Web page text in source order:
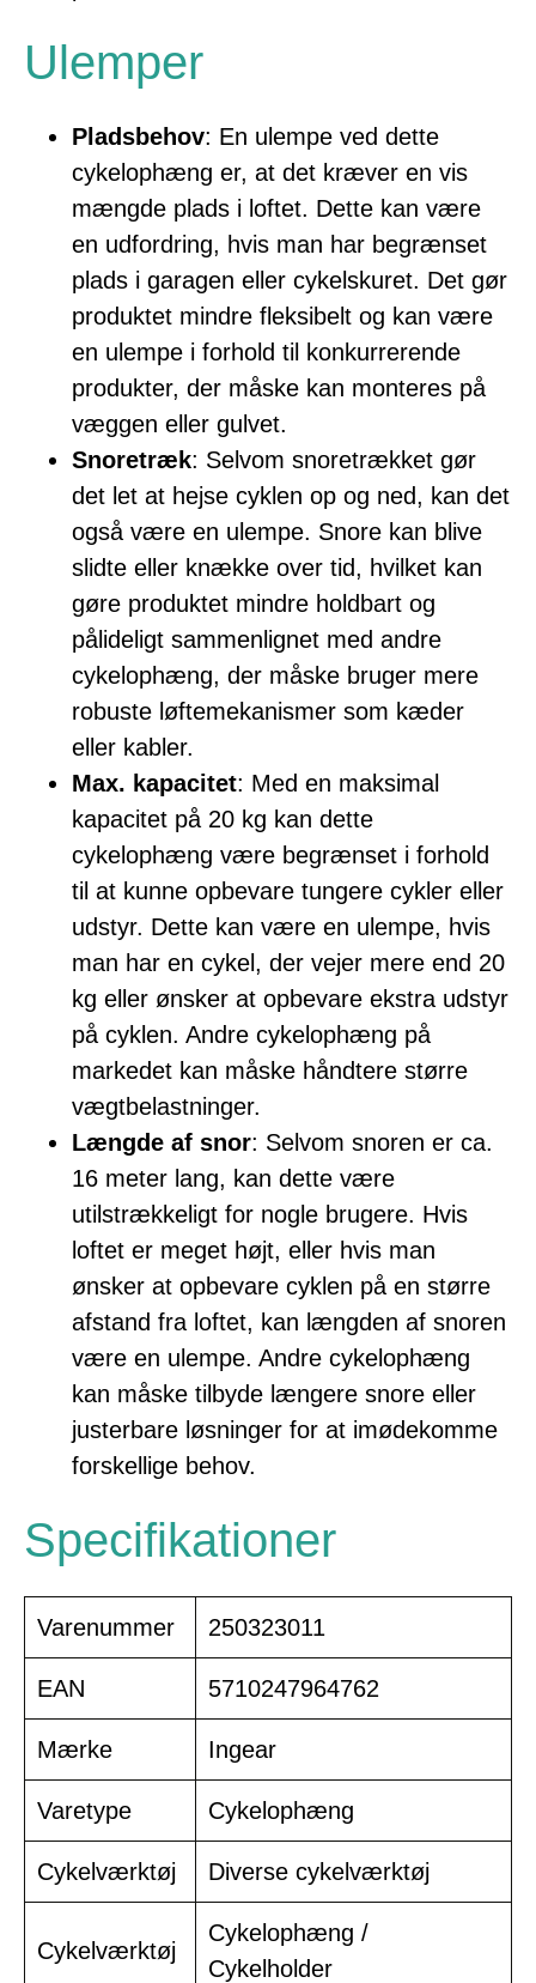
Ulemper
Pladsbehov: En ulempe ved dette
cykelophæng er, at det kræver en vis
mængde plads i loftet. Dette kan være
en udfordring, hvis man har begrænset
plads i garagen eller cykelskuret. Det gør
produktet mindre fleksibelt og kan være
en ulempe i forhold til konkurrerende
produkter, der måske kan monteres på
væggen eller gulvet.
Snoretræk: Selvom snoretrækket gør
det let at hejse cyklen op og ned, kan det
også være en ulempe. Snore kan blive
slidte eller knække over tid, hvilket kan
gøre produktet mindre holdbart og
pålideligt sammenlignet med andre
cykelophæng, der måske bruger mere
robuste løftemekanismer som kæder
eller kabler.
Max. kapacitet: Med en maksimal
kapacitet på 20 kg kan dette
cykelophæng være begrænset i forhold
til at kunne opbevare tungere cykler eller
udstyr. Dette kan være en ulempe, hvis
man har en cykel, der vejer mere end 20
kg eller ønsker at opbevare ekstra udstyr
på cyklen. Andre cykelophæng på
markedet kan måske håndtere større
vægtbelastninger.
Længde af snor: Selvom snoren er ca.
16 meter lang, kan dette være
utilstrækkeligt for nogle brugere. Hvis
loftet er meget højt, eller hvis man
ønsker at opbevare cyklen på en større
afstand fra loftet, kan længden af snoren
være en ulempe. Andre cykelophæng
kan måske tilbyde længere snore eller
justerbare løsninger for at imødekomme
forskellige behov.
Specifikationer
Varenummer 250323011
EAN 5710247964762
Mærke Ingear
Varetype Cykelophæng
Cykelværktøj Diverse cykelværktøj
Cykelværktøj
Cykelophæng /
Cykelholder